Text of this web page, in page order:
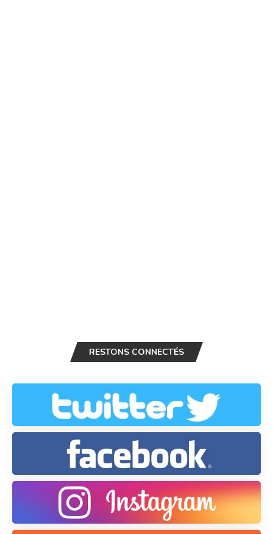
RESTONS CONNECTÉS